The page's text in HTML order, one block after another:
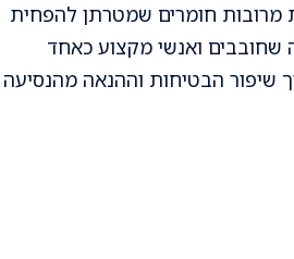
מרובות חומרים שמטרתן להפחית
שחובבים ואנשי מקצוע כאחד
שיפור הבטיחות וההנאה מהנסיעה